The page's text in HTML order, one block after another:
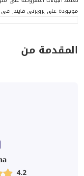
موجودة على بروبرتي فايندر في
المقدمة من
4.2